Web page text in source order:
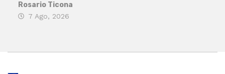
Rosario Ticona
7 Ago, 2026